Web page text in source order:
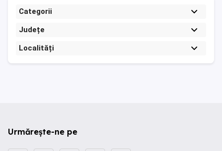
Categorii
Județe
Localități
Urmărește-ne pe